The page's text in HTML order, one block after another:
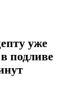
уже
подливе